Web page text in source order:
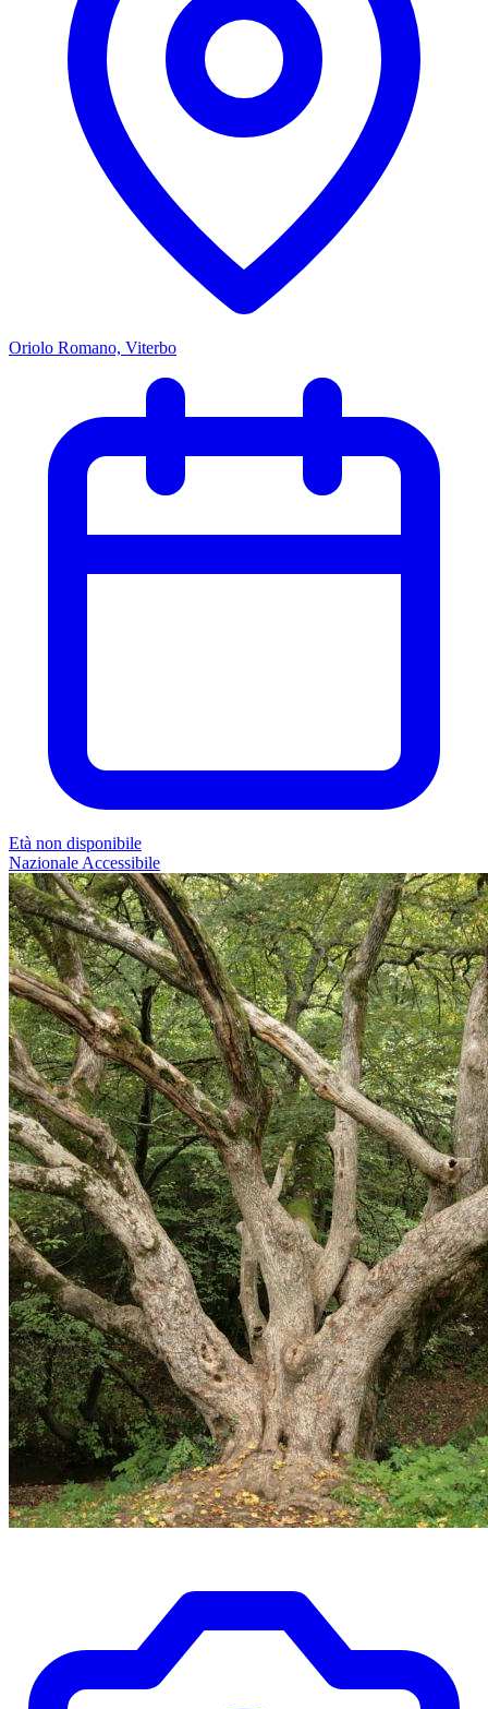
Oriolo Romano, Viterbo
Età non disponibile
Nazionale Accessibile